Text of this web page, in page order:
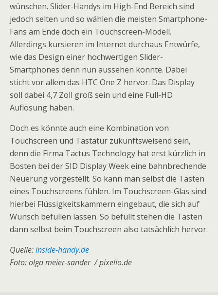
wünschen. Slider-Handys im High-End Bereich sind
jedoch selten und so wählen die meisten Smartphone-
Fans am Ende doch ein Touchscreen-Modell.
Allerdings kursieren im Internet durchaus Entwürfe,
wie das Design einer hochwertigen Slider-
Smartphones denn nun aussehen könnte. Dabei
sticht vor allem das HTC One Z hervor. Das Display
soll dabei 4,7 Zoll groß sein und eine Full-HD
Auflösung haben.
Doch es könnte auch eine Kombination von
Touchscreen und Tastatur zukunftsweisend sein,
denn die Firma Tactus Technology hat erst kürzlich in
Bosten bei der SID Display Week eine bahnbrechende
Neuerung vorgestellt. So kann man selbst die Tasten
eines Touchscreens fühlen. Im Touchscreen-Glas sind
hierbei Flüssigkeitskammern eingebaut, die sich auf
Wunsch befüllen lassen. So befüllt stehen die Tasten
dann selbst beim Touchscreen also tatsächlich hervor.
Quelle:inside-handy.de
Foto: olga meier-sander / pixelio.de